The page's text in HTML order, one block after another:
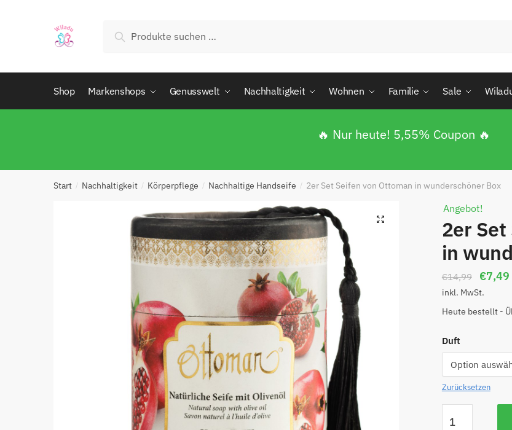
Suchen
Shop Markenshops Genusswelt Nachhaltigkeit Wohnen Familie Sale
🔥 Nur heute! 5,55% Coupon 🔥
Start / Nachhaltigkeit / Körperpflege / Nachhaltige Handseife / 2er Set Seifen von Ottoman in wunderschöner Box
🔍
Angebot!
2er
in
€14,99 €7,49
inkl. MwSt.
Heute bestellt -
Duft
Zurücksetzen
Absenden